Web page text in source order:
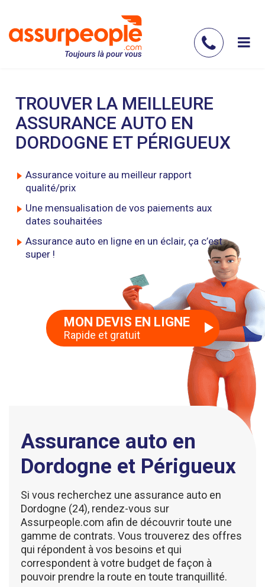
contenu
nous
TROUVER LA MEILLEURE
ASSURANCE AUTO EN
DORDOGNE ET PÉRIGUEUX
Assurance voiture au meilleur rapport
qualité/prix
Une mensualisation de vos paiements aux
dates souhaitées
Assurance auto en ligne en un éclair, ça c’est
super !
MON DEVIS EN LIGNE
Rapide et gratuit
Assurance auto en
Dordogne et Périgueux
Si vous recherchez une assurance auto en
Dordogne (24), rendez-vous sur
Assurpeople.com afin de découvrir toute une
gamme de contrats. Vous trouverez des offres
qui répondent à vos besoins et qui
correspondent à votre budget de façon à
pouvoir prendre la route en toute tranquillité.